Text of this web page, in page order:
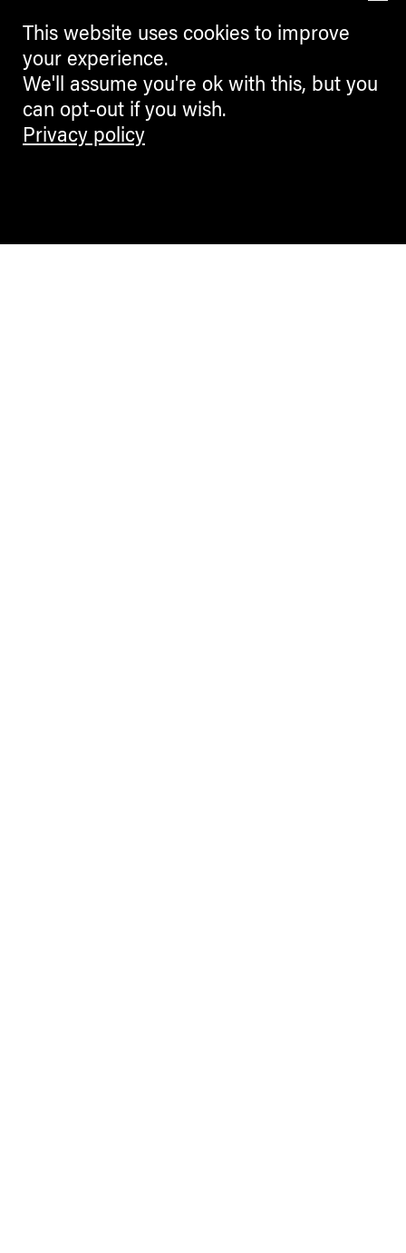
This website uses cookies to improve
your experience.
We'll assume you're ok with this, but you
can opt-out if you wish.
Privacy policy